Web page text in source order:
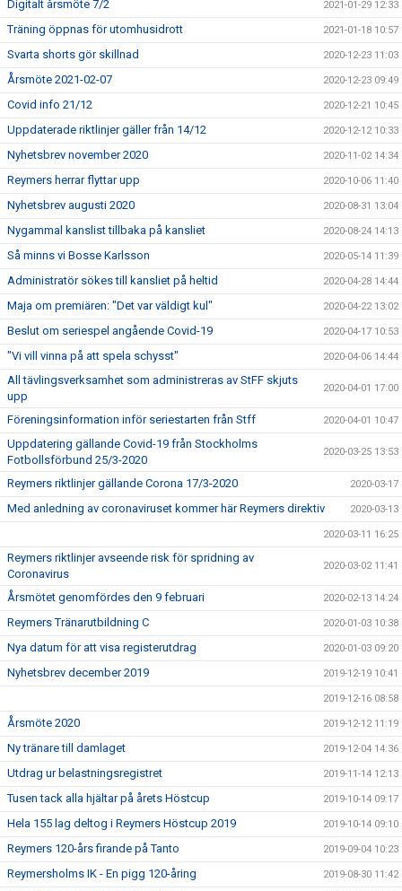
Digitalt årsmöte 7/2 2021-01-29 12:33
Träning öppnas för utomhusidrott 2021-01-18 10:57
Svarta shorts gör skillnad 2020-12-23 11:03
Årsmöte 2021-02-07 2020-12-23 09:49
Covid info 21/12 2020-12-21 10:45
Uppdaterade riktlinjer gäller från 14/12 2020-12-12 10:33
Nyhetsbrev november 2020 2020-11-02 14:34
Reymers herrar flyttar upp 2020-10-06 11:40
Nyhetsbrev augusti 2020 2020-08-31 13:04
Nygammal kanslist tillbaka på kansliet 2020-08-24 14:13
Så minns vi Bosse Karlsson 2020-05-14 11:39
Administratör sökes till kansliet på heltid 2020-04-28 14:44
Maja om premiären: "Det var väldigt kul" 2020-04-22 13:02
Beslut om seriespel angående Covid-19 2020-04-17 10:53
"Vi vill vinna på att spela schysst" 2020-04-06 14:44
All tävlingsverksamhet som administreras av StFF skjuts
upp
2020-04-01 17:00
Föreningsinformation inför seriestarten från Stff 2020-04-01 10:47
Uppdatering gällande Covid-19 från Stockholms
Fotbollsförbund 25/3-2020
2020-03-25 13:53
Reymers riktlinjer gällande Corona 17/3-2020 2020-03-17
Med anledning av coronaviruset kommer här Reymers direktiv 2020-03-13
2020-03-11 16:25
Reymers riktlinjer avseende risk för spridning av
Coronavirus
2020-03-02 11:41
Årsmötet genomfördes den 9 februari 2020-02-13 14:24
Reymers Tränarutbildning C 2020-01-03 10:38
Nya datum för att visa registerutdrag 2020-01-03 09:20
Nyhetsbrev december 2019 2019-12-19 10:41
2019-12-16 08:58
Årsmöte 2020 2019-12-12 11:19
Ny tränare till damlaget 2019-12-04 14:36
Utdrag ur belastningsregistret 2019-11-14 12:13
Tusen tack alla hjältar på årets Höstcup 2019-10-14 09:17
Hela 155 lag deltog i Reymers Höstcup 2019 2019-10-14 09:10
Reymers 120-års firande på Tanto 2019-09-04 10:23
Reymersholms IK - En pigg 120-åring 2019-08-30 11:42